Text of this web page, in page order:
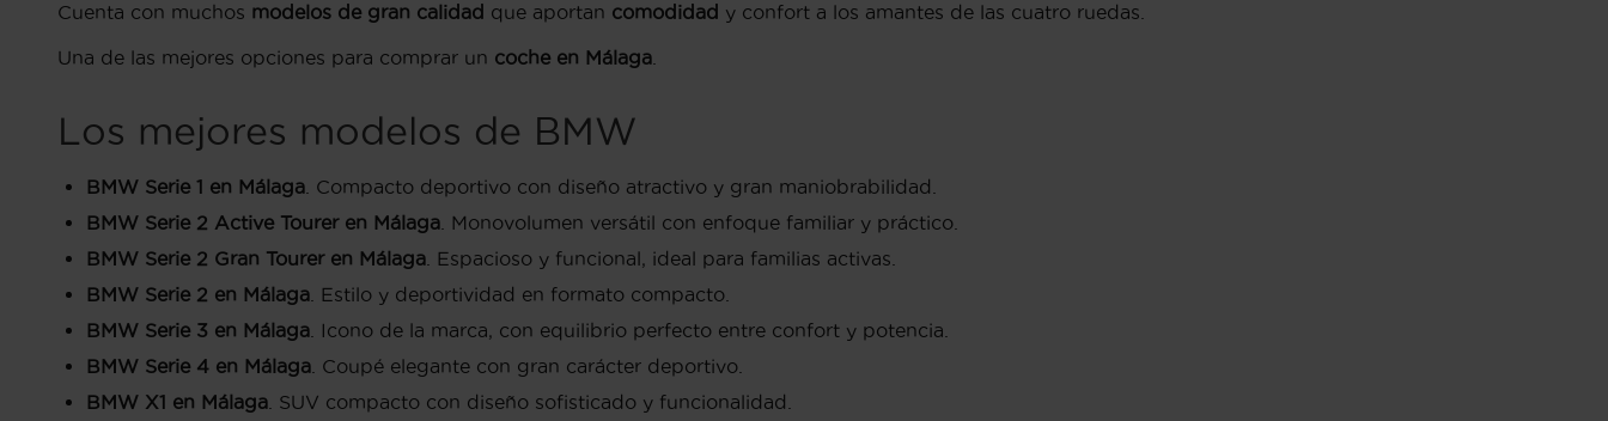
Cuenta con muchos modelos de gran calidad que aportan comodidad y confort a los amantes de las cuatro ruedas.
Una de las mejores opciones para comprar un coche en Málaga
Los mejores modelos de BMW
BMW Serie 1 en Málaga . Compacto deportivo con diseño atractivo y gran maniobrabilidad.
BMW Serie 2 Active Tourer en Málaga . Monovolumen versátil con enfoque familiar y práctico.
BMW Serie 2 Gran Tourer en Málaga . Espacioso y funcional, ideal para familias activas.
BMW Serie 2 en Málaga . Estilo y deportividad en formato compacto.
BMW Serie 3 en Málaga . Icono de la marca, con equilibrio perfecto entre confort y potencia.
BMW Serie 4 en Málaga . Coupé elegante con gran carácter deportivo.
BMW X1 en Málaga . SUV compacto con diseño sofisticado y funcionalidad.